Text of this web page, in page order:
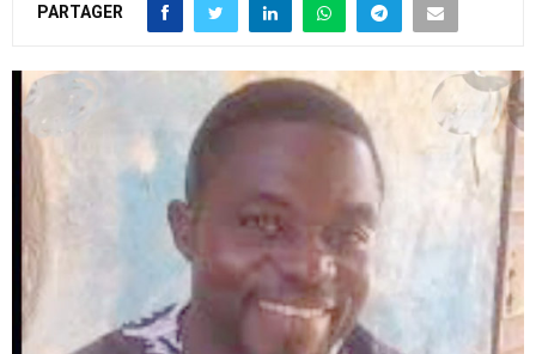
PARTAGER